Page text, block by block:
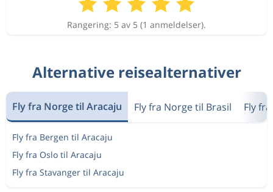
Rangering: 5 av 5 (1 anmeldelser).
Alternative reisealternativer
Fly fra Norge til Aracaju Fly fra Norge til Brasil Fly
Fly fra Bergen til Aracaju
Fly fra Oslo til Aracaju
Fly fra Stavanger til Aracaju